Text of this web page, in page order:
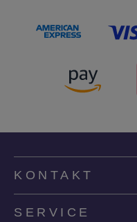
KONTAKT
SERVICE